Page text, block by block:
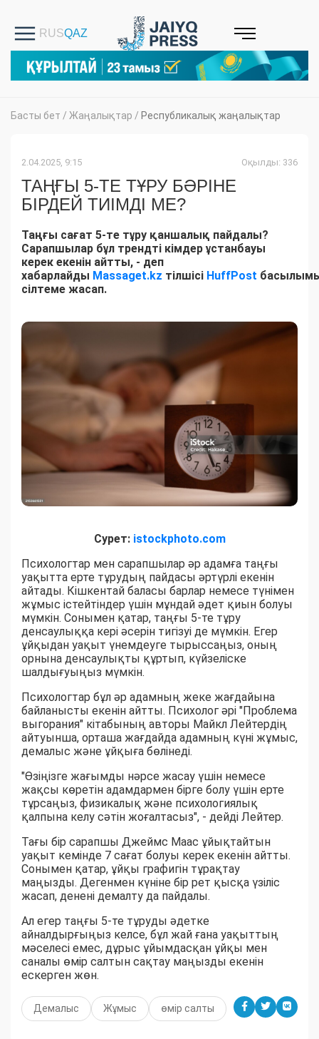
Басты бет / Жаңалықтар / Республикалық жаңалықтар
2.04.2025, 9:15 Оқылды: 336
ТАҢҒЫ 5-ТЕ ТҰРУ БӘРІНЕ
БІРДЕЙ ТИІМДІ МЕ?
Таңғы сағат 5-те тұру қаншалық пайдалы?
Сарапшылар бұл трендті кімдер ұстанбауы
керек екенін айтты, - деп
хабарлайды Massaget.kz тілшісі HuffPost
сілтеме жасап.
Сурет:istockphoto.com
Психологтар мен сарапшылар әр адамға таңғы
уақытта ерте тұрудың пайдасы әртүрлі екенін
айтады. Кішкентай баласы барлар немесе түнімен
жұмыс істейтіндер үшін мұндай әдет қиын болуы
мүмкін. Сонымен қатар, таңғы 5-те тұру
денсаулыққа кері әсерін тигізуі де мүмкін. Егер
ұйқыдан уақыт үнемдеуге тырыссаңыз, оның
орнына денсаулықты құртып, күйзеліске
шалдығуыңыз мүмкін.
Психологтар бұл әр адамның жеке жағдайына
байланысты екенін айтты. Психолог әрі "Проблема
выгорания" кітабының авторы Майкл Лейтердің
айтуынша, орташа жағдайда адамның күні жұмыс,
демалыс және ұйқыға бөлінеді.
"Өзіңізге жағымды нәрсе жасау үшін немесе
жақсы көретін адамдармен бірге болу үшін ерте
тұрсаңыз, физикалық және психологиялық
қалпына келу сәтін жоғалтасыз", - дейді Лейтер.
Тағы бір сарапшы Джеймс Маас ұйықтайтын
уақыт кемінде 7 сағат болуы керек екенін айтты.
Сонымен қатар, ұйқы графигін тұрақтау
маңызды. Дегенмен күніне бір рет қысқа үзіліс
жасап, денені демалту да пайдалы.
Ал егер таңғы 5-те тұруды әдетке
айналдырғыңыз келсе, бұл жай ғана уақыттың
мәселесі емес, дұрыс ұйымдасқан ұйқы мен
саналы өмір салтын сақтау маңызды екенін
ескерген жөн.
Демалыс Жұмыс өмір салты